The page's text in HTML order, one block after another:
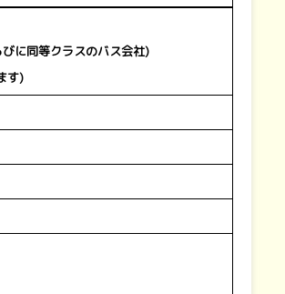
に同等クラスのバス会社)
す)